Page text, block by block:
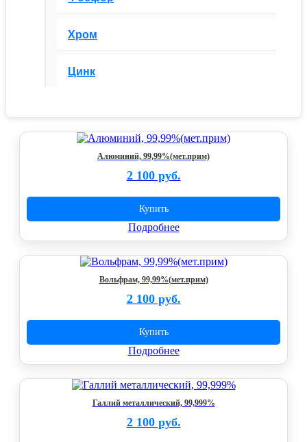
Хром
Цинк
Алюминий, 99,99%(мет.прим)
2 100 руб.
Купить
Подробнее
Вольфрам, 99,99%(мет.прим)
2 100 руб.
Купить
Подробнее
Галлий металлический, 99,999%
2 100 руб.